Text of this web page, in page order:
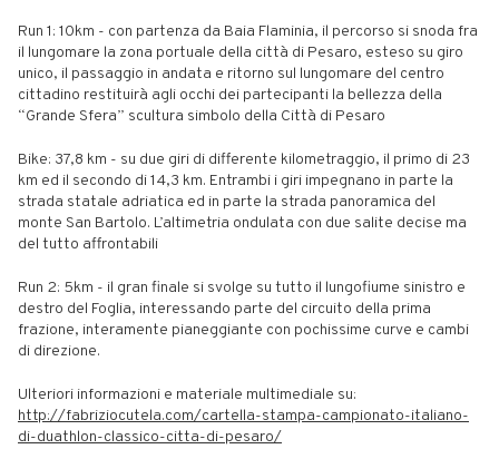
Run 1: 10km - con partenza da Baia Flaminia, il percorso si snoda fra
il lungomare la zona portuale della città di Pesaro, esteso su giro
unico, il passaggio in andata e ritorno sul lungomare del centro
cittadino restituirà agli occhi dei partecipanti la bellezza della
“Grande Sfera” scultura simbolo della Città di Pesaro
Bike: 37,8 km - su due giri di differente kilometraggio, il primo di 23
km ed il secondo di 14,3 km. Entrambi i giri impegnano in parte la
strada statale adriatica ed in parte la strada panoramica del
monte San Bartolo. L’altimetria ondulata con due salite decise ma
del tutto affrontabili
Run 2: 5km - il gran finale si svolge su tutto il lungofiume sinistro e
destro del Foglia, interessando parte del circuito della prima
frazione, interamente pianeggiante con pochissime curve e cambi
di direzione.
Ulteriori informazioni e materiale multimediale su:
http://fabriziocutela.com/cartella-stampa-campionato-italiano-
di-duathlon-classico-citta-di-pesaro/